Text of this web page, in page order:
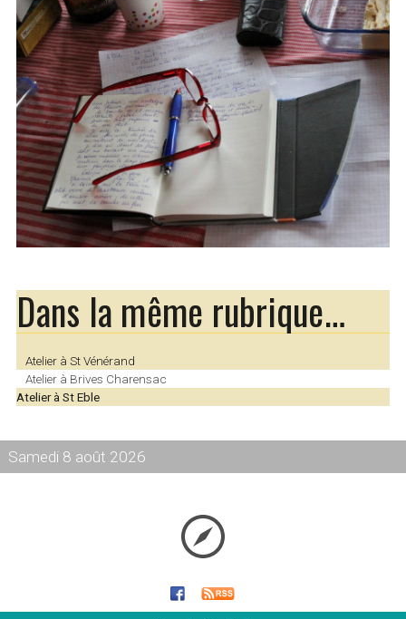
Dans la même rubrique…
Atelier à St Vénérand
Atelier à Brives Charensac
Atelier à St Eble
Samedi 8 août 2026